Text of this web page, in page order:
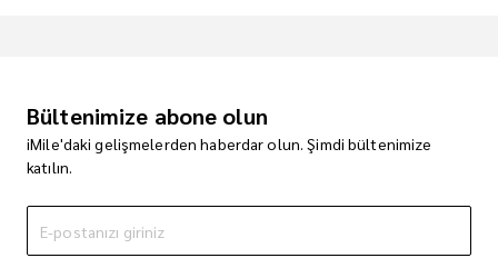
Bültenimize abone olun
iMile'daki gelişmelerden haberdar olun. Şimdi bültenimize
katılın.